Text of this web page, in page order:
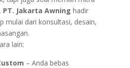
PT. Jakarta Awning hadir
mulai dari konsultasi, desain,
lain:
– Anda bebas